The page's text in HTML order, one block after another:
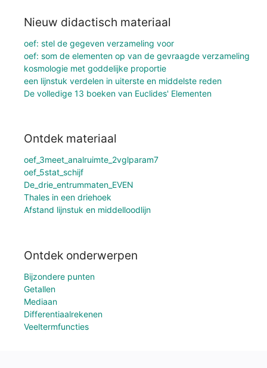
Nieuw didactisch materiaal
oef: stel de gegeven verzameling voor
oef: som de elementen op van de gevraagde verzameling
kosmologie met goddelijke proportie
een lijnstuk verdelen in uiterste en middelste reden
De volledige 13 boeken van Euclides' Elementen
Ontdek materiaal
oef_3meet_analruimte_2vglparam7
oef_5stat_schijf
De_drie_entrummaten_EVEN
Thales in een driehoek
Afstand lijnstuk en middelloodlijn
Ontdek onderwerpen
Bijzondere punten
Getallen
Mediaan
Differentiaalrekenen
Veeltermfuncties